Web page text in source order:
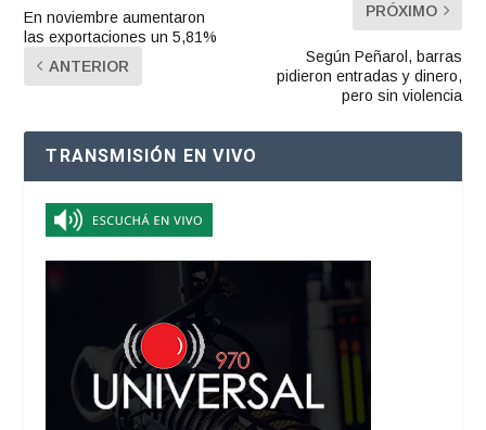
En noviembre aumentaron
las exportaciones un 5,81%
ANTERIOR
PRÓXIMO
Según Peñarol, barras
pidieron entradas y dinero,
pero sin violencia
TRANSMISIÓN EN VIVO